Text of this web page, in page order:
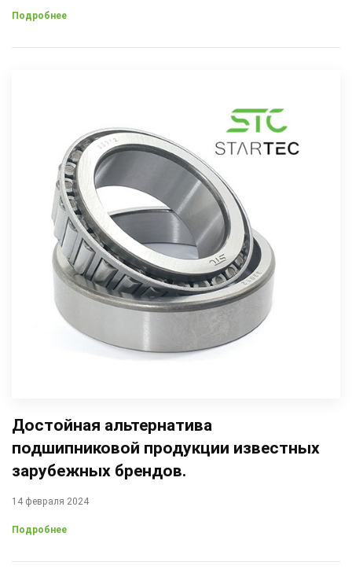
Подробнее
Достойная альтернатива
подшипниковой продукции известных
зарубежных брендов.
14 февраля 2024
Подробнее